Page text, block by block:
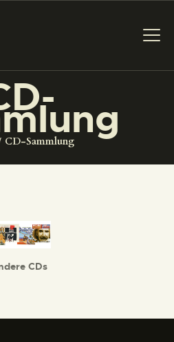
CD-Sammlung
CDs